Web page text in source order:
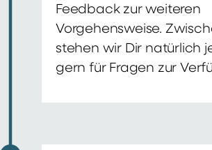
Feedback zur weiteren
Vorgehensweise.
stehen wir Dir natürlich
gern für Fragen zur